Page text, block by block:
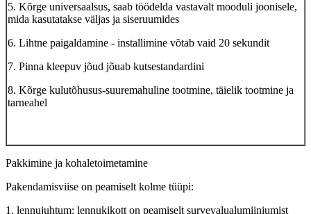
5. Kõrge universaalsus, saab töödelda vastavalt mooduli joonisele,
mida kasutatakse väljas ja siseruumides
6. Lihtne paigaldamine - installimine võtab vaid 20 sekundit
7. Pinna kleepuv jõud jõuab kutsestandardini
8. Kõrge kulutõhusus-suuremahuline tootmine, täielik tootmine ja
tarneahel
Pakkimine ja kohaletoimetamine
Pakendamisviise on peamiselt kolme tüüpi:
1. lennujuhtum: lennukikott on peamiselt survevalualumiiniumist